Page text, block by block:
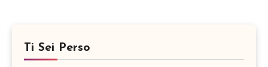
Ti Sei Perso